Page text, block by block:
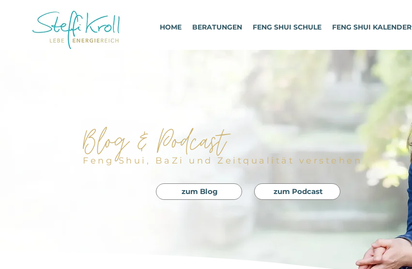
HOME BERATUNGEN FENG SHUI SCHULE FENG SHUI KALENDER
Blog & Podcast
Feng Shui, BaZi und Zeitqualität verstehen
zum Blog zum Podcast